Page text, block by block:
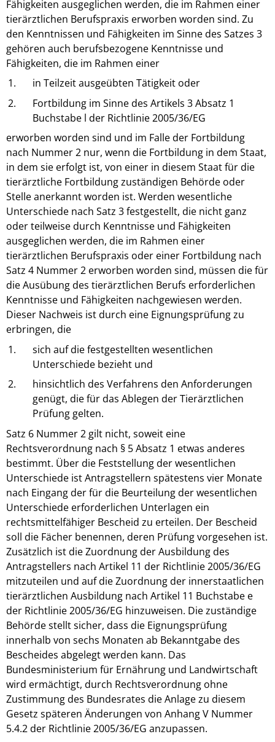
Fähigkeiten ausgeglichen werden, die im Rahmen einer
tierärztlichen Berufspraxis erworben worden sind. Zu
den Kenntnissen und Fähigkeiten im Sinne des Satzes 3
gehören auch berufsbezogene Kenntnisse und
Fähigkeiten, die im Rahmen einer
1.
in Teilzeit ausgeübten Tätigkeit oder
2.
Fortbildung im Sinne des Artikels 3 Absatz 1
Buchstabe l der Richtlinie 2005/36/EG
erworben worden sind und im Falle der Fortbildung
nach Nummer 2 nur, wenn die Fortbildung in dem Staat,
in dem sie erfolgt ist, von einer in diesem Staat für die
tierärztliche Fortbildung zuständigen Behörde oder
Stelle anerkannt worden ist. Werden wesentliche
Unterschiede nach Satz 3 festgestellt, die nicht ganz
oder teilweise durch Kenntnisse und Fähigkeiten
ausgeglichen werden, die im Rahmen einer
tierärztlichen Berufspraxis oder einer Fortbildung nach
Satz 4 Nummer 2 erworben worden sind, müssen die für
die Ausübung des tierärztlichen Berufs erforderlichen
Kenntnisse und Fähigkeiten nachgewiesen werden.
Dieser Nachweis ist durch eine Eignungsprüfung zu
erbringen, die
1.
sich auf die festgestellten wesentlichen
Unterschiede bezieht und
2.
hinsichtlich des Verfahrens den Anforderungen
genügt, die für das Ablegen der Tierärztlichen
Prüfung gelten.
Satz 6 Nummer 2 gilt nicht, soweit eine
Rechtsverordnung nach § 5 Absatz 1 etwas anderes
bestimmt. Über die Feststellung der wesentlichen
Unterschiede ist Antragstellern spätestens vier Monate
nach Eingang der für die Beurteilung der wesentlichen
Unterschiede erforderlichen Unterlagen ein
rechtsmittelfähiger Bescheid zu erteilen. Der Bescheid
soll die Fächer benennen, deren Prüfung vorgesehen ist.
Zusätzlich ist die Zuordnung der Ausbildung des
Antragstellers nach Artikel 11 der Richtlinie 2005/36/EG
mitzuteilen und auf die Zuordnung der innerstaatlichen
tierärztlichen Ausbildung nach Artikel 11 Buchstabe e
der Richtlinie 2005/36/EG hinzuweisen. Die zuständige
Behörde stellt sicher, dass die Eignungsprüfung
innerhalb von sechs Monaten ab Bekanntgabe des
Bescheides abgelegt werden kann. Das
Bundesministerium für Ernährung und Landwirtschaft
wird ermächtigt, durch Rechtsverordnung ohne
Zustimmung des Bundesrates die Anlage zu diesem
Gesetz späteren Änderungen von Anhang V Nummer
5.4.2 der Richtlinie 2005/36/EG anzupassen.